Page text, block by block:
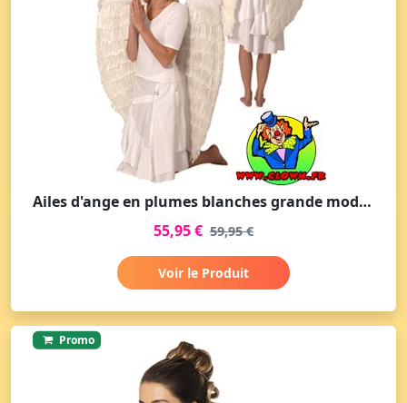
Ailes d'ange en plumes blanches grande modèle
55,95 € 59,95 €
Voir le Produit
Promo